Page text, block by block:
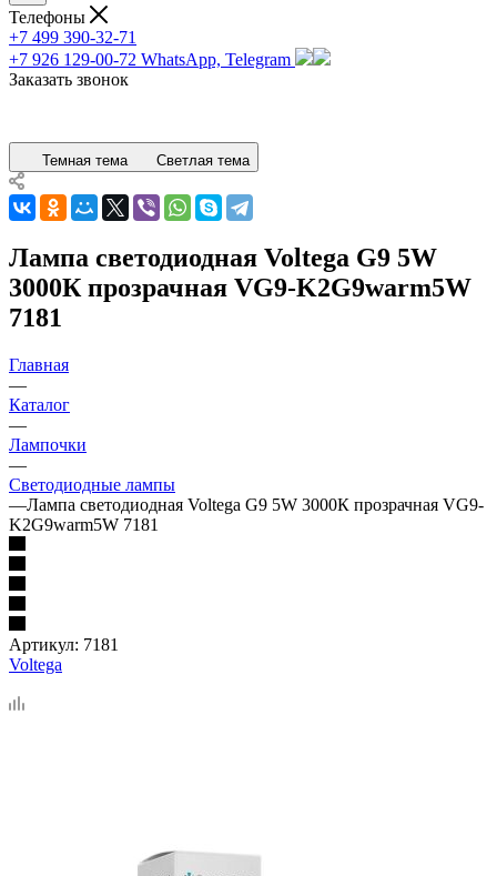
Телефоны
+7 499 390-32-71
+7 926 129-00-72 WhatsApp, Telegram
Заказать звонок
Темная тема Светлая тема
Лампа светодиодная Voltega G9 5W
3000К прозрачная VG9-K2G9warm5W
7181
Главная
—
Каталог
—
Лампочки
—
Светодиодные лампы
—Лампа светодиодная Voltega G9 5W 3000К прозрачная VG9-
K2G9warm5W 7181
Артикул: 7181
Voltega